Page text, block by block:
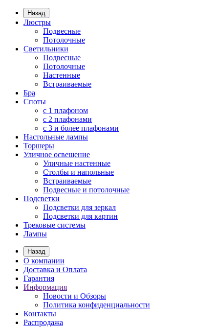
Назад
Люстры
Подвесные
Потолочные
Светильники
Подвесные
Потолочные
Настенные
Встраиваемые
Бра
Споты
с 1 плафоном
с 2 плафонами
с 3 и более плафонами
Настольные лампы
Торшеры
Уличное освещение
Уличные настенные
Столбы и напольные
Встраиваемые
Подвесные и потолочные
Подсветки
Подсветки для зеркал
Подсветки для картин
Трековые системы
Лампы
Назад
О компании
Доставка и Оплата
Гарантия
Информация
Новости и Обзоры
Политика конфиденциальности
Контакты
Распродажа